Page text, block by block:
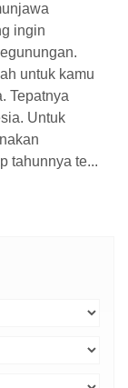
ingin
untuk kamu
Tepatnya
Untuk
tahunnya te...